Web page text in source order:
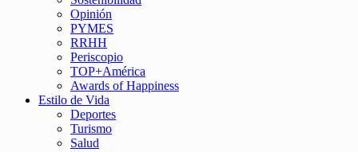
Opinión
PYMES
RRHH
Periscopio
TOP+América
Awards of Happiness
Estilo de Vida
Deportes
Turismo
Salud